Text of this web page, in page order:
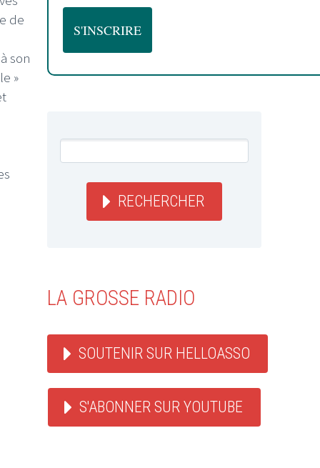
de
son
»
RECHERCHER
LA GROSSE RADIO
SOUTENIR SUR HELLOASSO
S'ABONNER SUR YOUTUBE